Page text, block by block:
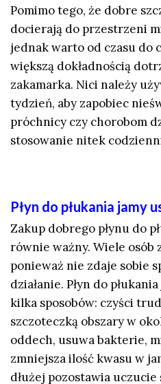
Pomimo tego, że dobre
docierają do przestrzeni
jednak warto od czasu do
większą dokładnością
zakamarka. Nici należy
tydzień, aby zapobiec
próchnicy czy chorobom
stosowanie nitek
Płyn do płukania jamy
Zakup dobrego płynu do
równie ważny. Wiele osób
ponieważ nie zdaje sobie
działanie. Płyn do
kilka sposobów: czyści
szczoteczką obszary w
oddech, usuwa bakterie,
zmniejsza ilość kwasu w
dłużej pozostawia